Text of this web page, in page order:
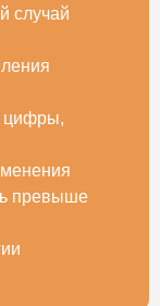
случай
цифры,
превыше